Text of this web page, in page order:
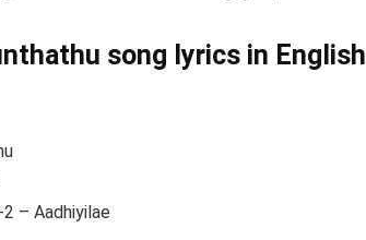
song lyrics in English
– Aadhiyilae